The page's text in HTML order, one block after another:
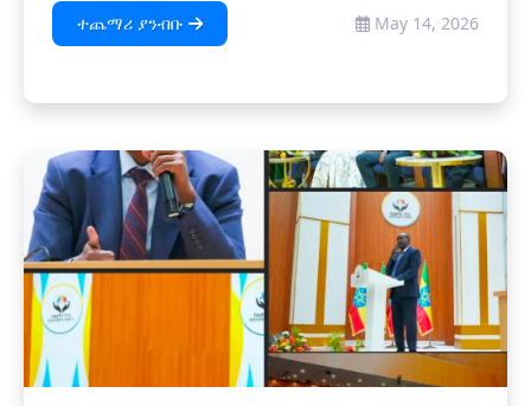
ተጨማሪ ያንብቡ May 14, 2026